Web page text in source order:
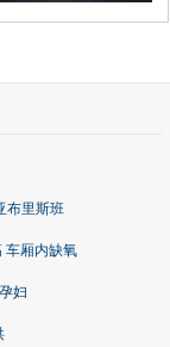
布里斯班
车厢内缺氧
妇